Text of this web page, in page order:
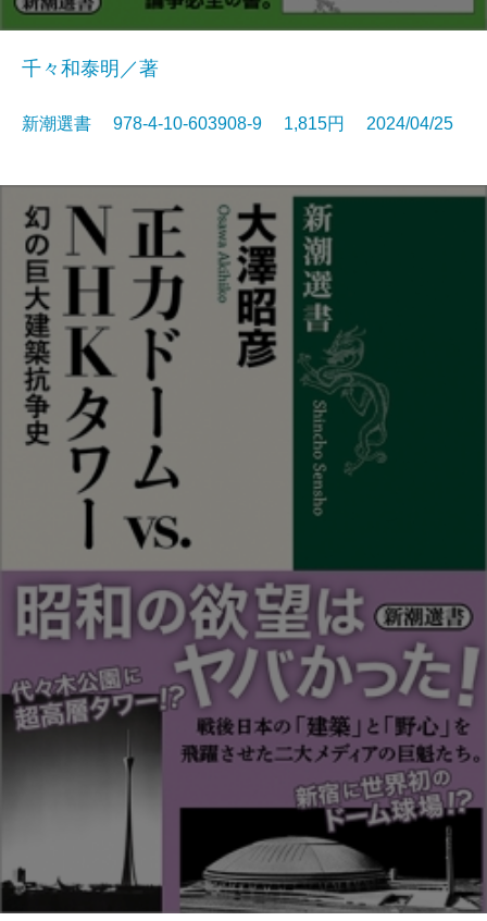
千々和泰明／著
新潮選書 978-4-10-603908-9 1,815円 2024/04/25